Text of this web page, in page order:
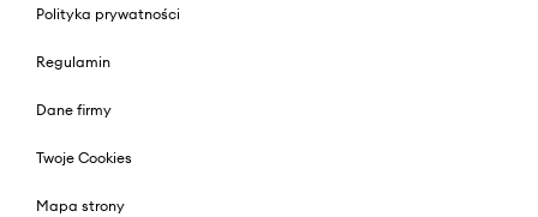
Polityka prywatności
Regulamin
Dane firmy
Twoje Cookies
Mapa strony